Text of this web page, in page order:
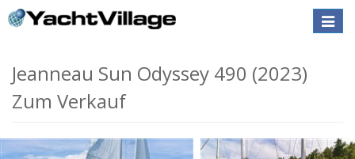
Toggle
Jeanneau Sun Odyssey 490 (2023)
Zum Verkauf